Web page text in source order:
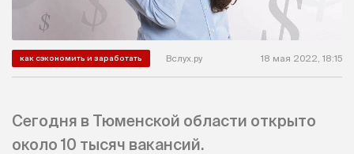
как сэкономить и заработать Вслух.ру 18 мая 2022, 18:15
Сегодня в Тюменской области открыто
около 10 тысяч вакансий.